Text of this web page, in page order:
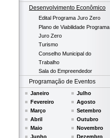
Desenvolvimento Econômico
Edital Programa Juro Zero
Plano de Viabilidade Programa
Juro Zero
Turismo
Conselho Municipal do
Trabalho
Sala do Empreendedor
Programação de Eventos
Janeiro
Fevereiro
Março
Abril
Maio
Junho
Julho
Agosto
Setembro
Outubro
Novembro
Dezembro